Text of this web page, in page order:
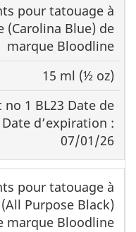
pour tatouage à
(Carolina Blue) de
marque Bloodline
15 ml (½ oz)
no 1 BL23 Date de
d’expiration :
07/01/26
pour tatouage à
Purpose Black)
marque Bloodline